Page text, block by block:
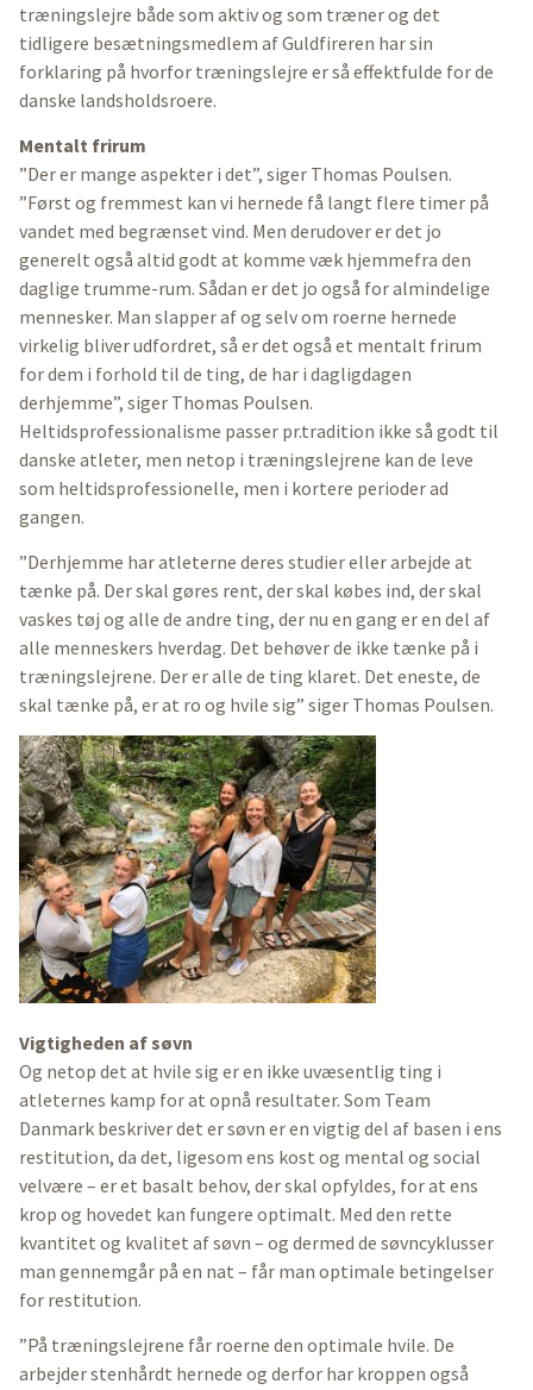
træningslejre både som aktiv og som træner og det
tidligere besætningsmedlem af Guldfireren har sin
forklaring på hvorfor træningslejre er så effektfulde for de
danske landsholdsroere.
Mentalt frirum
”Der er mange aspekter i det”, siger Thomas Poulsen.
”Først og fremmest kan vi hernede få langt flere timer på
vandet med begrænset vind. Men derudover er det jo
generelt også altid godt at komme væk hjemmefra den
daglige trumme-rum. Sådan er det jo også for almindelige
mennesker. Man slapper af og selv om roerne hernede
virkelig bliver udfordret, så er det også et mentalt frirum
for dem i forhold til de ting, de har i dagligdagen
derhjemme”, siger Thomas Poulsen.
Heltidsprofessionalisme passer pr.tradition ikke så godt til
danske atleter, men netop i træningslejrene kan de leve
som heltidsprofessionelle, men i kortere perioder ad
gangen.
”Derhjemme har atleterne deres studier eller arbejde at
tænke på. Der skal gøres rent, der skal købes ind, der skal
vaskes tøj og alle de andre ting, der nu en gang er en del af
alle menneskers hverdag. Det behøver de ikke tænke på i
træningslejrene. Der er alle de ting klaret. Det eneste, de
skal tænke på, er at ro og hvile sig” siger Thomas Poulsen.
Vigtigheden af søvn
Og netop det at hvile sig er en ikke uvæsentlig ting i
atleternes kamp for at opnå resultater. Som Team
Danmark beskriver det er søvn er en vigtig del af basen i ens
restitution, da det, ligesom ens kost og mental og social
velvære – er et basalt behov, der skal opfyldes, for at ens
krop og hovedet kan fungere optimalt. Med den rette
kvantitet og kvalitet af søvn – og dermed de søvncyklusser
man gennemgår på en nat – får man optimale betingelser
for restitution.
”På træningslejrene får roerne den optimale hvile. De
arbejder stenhårdt hernede og derfor har kroppen også